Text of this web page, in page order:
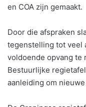
en COA zijn gemaakt.
Door die afspraken
tegenstelling tot veel
voldoende opvang te
Bestuurlijke
aanleiding om